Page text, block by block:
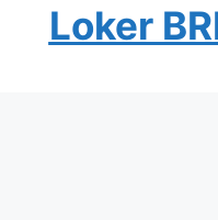
Loker